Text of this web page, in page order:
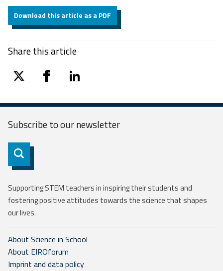
Download this article as a PDF
Share this article
twitter facebooklinkedin
Subscribe to ournewsletter
Subscribe
Supporting STEM teachers in inspiring their students and
fostering positive attitudes towards the science that shapes
our lives.
About Science in School
About EIROforum
Imprint and data policy